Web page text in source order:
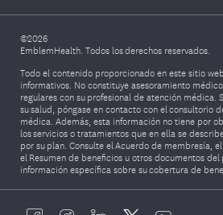
©2026
EmblemHealth. Todos los derechos reservados.
Todo el contenido proporcionado en este sitio
informativos. No constituye asesoramiento
regulares con su profesional de atención médica.
su salud, póngase en contacto con el consultorio
médica. Además, esta información no tiene por
los servicios o tratamientos que en ella se
por su plan. Consulte el Acuerdo de membresía,
el Resumen de beneficios u otros documentos
información específica sobre su cobertura de